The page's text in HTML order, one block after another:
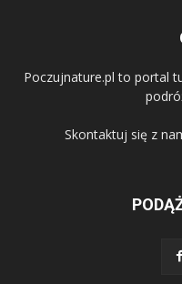
Poczujnature.pl to portal
Skontaktuj się z